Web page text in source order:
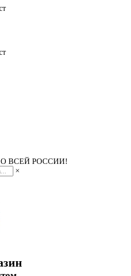
ВСЕЙ РОССИИ!
×